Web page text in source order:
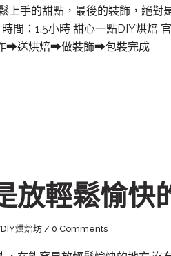
上手的甜點，最後的裝飾，絕
間：1.5小時 甜心一點DIY烘焙
➡送烘焙➡做裝飾➡包裝完成
放輕鬆愉快
烘焙坊 0 Comments